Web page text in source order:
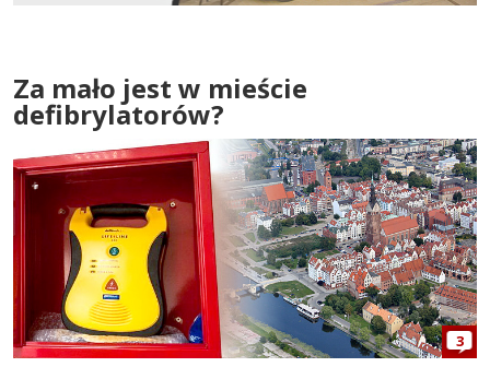
Za mało jest w mieście
defibrylatorów?
3